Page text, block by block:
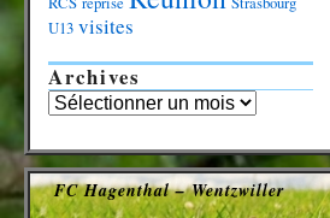
U13 visites
Archives
FC Hagenthal – Wentzwiller